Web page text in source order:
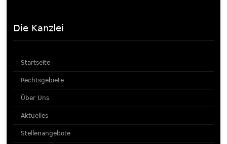
Die Kanzlei
Startseite
Rechtsgebiete
Über Uns
Aktuelles
Stellenangebote